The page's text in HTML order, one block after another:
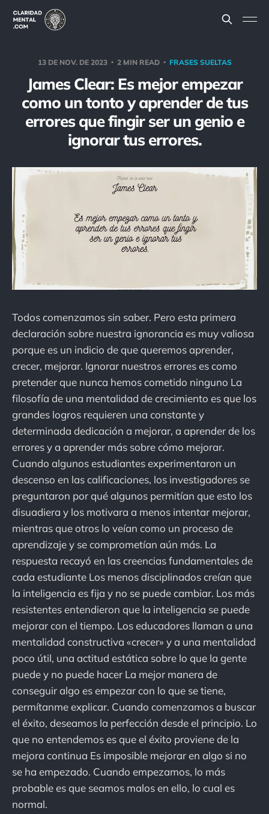
13 DE NOV. DE 2023 2 MIN READ FRASES SUELTAS
James Clear: Es mejor empezar
como un tonto y aprender de tus
errores que fingir ser un genio e
ignorar tus errores.
Todos comenzamos sin saber. Pero esta primera
declaración sobre nuestra ignorancia es muy valiosa
porque es un indicio de que queremos aprender,
crecer, mejorar. Ignorar nuestros errores es como
pretender que nunca hemos cometido ninguno La
filosofía de una mentalidad de crecimiento es que los
grandes logros requieren una constante y
determinada dedicación a mejorar, a aprender de los
errores y a aprender más sobre cómo mejorar.
Cuando algunos estudiantes experimentaron un
descenso en las calificaciones, los investigadores se
preguntaron por qué algunos permitían que esto los
disuadiera y los motivara a menos intentar mejorar,
mientras que otros lo veían como un proceso de
aprendizaje y se comprometían aún más. La
respuesta recayó en las creencias fundamentales de
cada estudiante Los menos disciplinados creían que
la inteligencia es fija y no se puede cambiar. Los más
resistentes entendieron que la inteligencia se puede
mejorar con el tiempo. Los educadores llaman a una
mentalidad constructiva «crecer» y a una mentalidad
poco útil, una actitud estática sobre lo que la gente
puede y no puede hacer La mejor manera de
conseguir algo es empezar con lo que se tiene,
permítanme explicar. Cuando comenzamos a buscar
el éxito, deseamos la perfección desde el principio. Lo
que no entendemos es que el éxito proviene de la
mejora continua Es imposible mejorar en algo si no
se ha empezado. Cuando empezamos, lo más
probable es que seamos malos en ello, lo cual es
normal.